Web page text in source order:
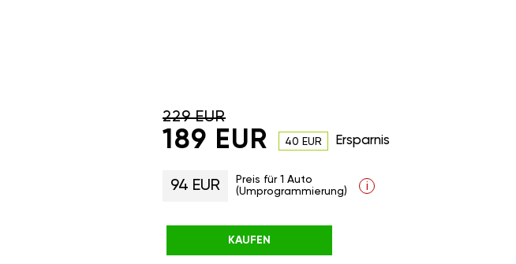
229 EUR
189 EUR 40 EUR Ersparnis
94 EUR
Preis für 1 Auto
(Umprogrammierung)
i
KAUFEN